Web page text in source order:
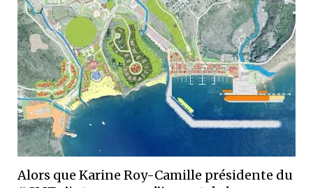
Alors que Karine Roy-Camille présidente du